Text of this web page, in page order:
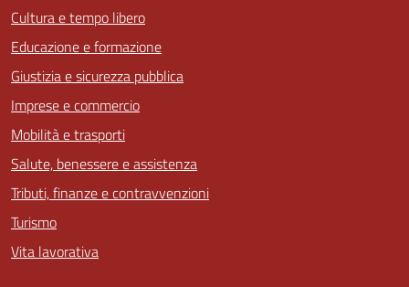
Cultura e tempo libero
Educazione e formazione
Giustizia e sicurezza pubblica
Imprese e commercio
Mobilità e trasporti
Salute, benessere e assistenza
Tributi, finanze e contravvenzioni
Turismo
Vita lavorativa